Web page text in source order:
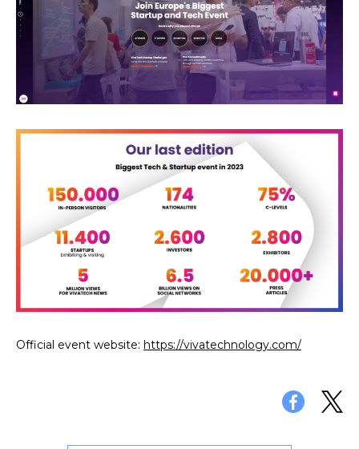
Official event website: https://vivatechnology.com/